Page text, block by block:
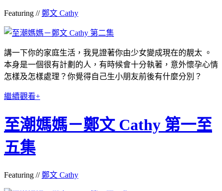
Featuring //鄭文 Cathy
講一下你的家庭生活，我見證著你由少女變成現在的靚太 。
本身是一個很有計劃的人，有時候會十分執著，意外懷孕心情
怎樣及怎樣處理？你覺得自己生小朋友前後有什麼分別？
繼續觀看+
至潮媽媽－鄭文 Cathy 第一至
五集
Featuring //鄭文 Cathy